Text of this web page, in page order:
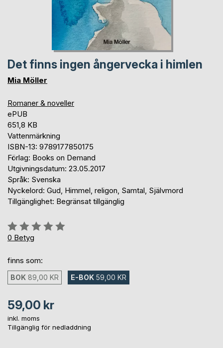
Det finns ingen ångervecka i himlen
Mia Möller
Romaner & noveller
ePUB
651,8 KB
Vattenmärkning
ISBN-13: 9789177850175
Förlag: Books on Demand
Utgivningsdatum: 23.05.2017
Språk: Svenska
Nyckelord: Gud, Himmel, religon, Samtal, Självmord
Tillgänglighet: Begränsat tillgänglig
Betyg::
0%
0 Betyg
finns som:
BOK 89,00 KR E-BOK 59,00 KR
59,00 kr
inkl. moms
Tillgänglig för nedladdning